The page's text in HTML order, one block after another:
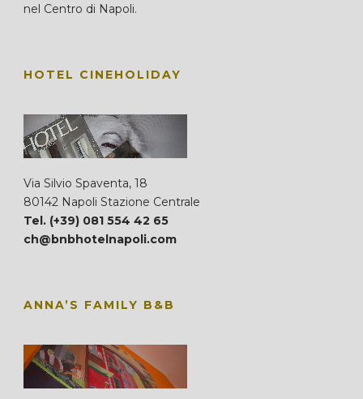
nel Centro di Napoli.
HOTEL CINEHOLIDAY
Via Silvio Spaventa, 18
80142 Napoli Stazione Centrale
Tel. (+39) 081 554 42 65
ch@bnbhotelnapoli.com
ANNA’S FAMILY B&B